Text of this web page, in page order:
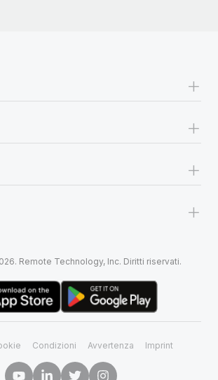
+
+
+
+
Remote Technology, Inc. Diritti riservati.
Condizioni Avvertenza Imprint